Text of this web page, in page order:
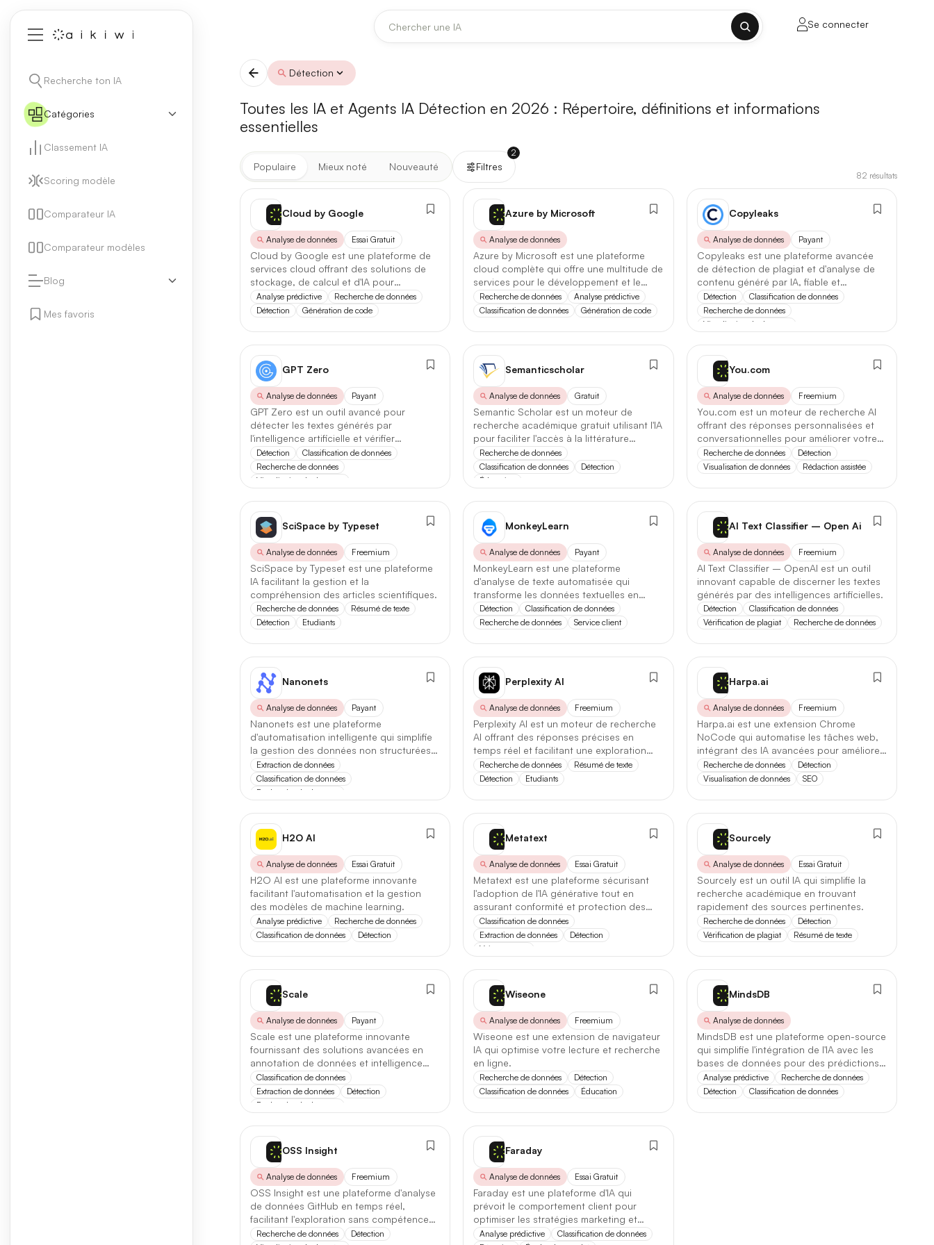
Recherche ton IA
Catégories
Classement IA
Scoring modèle
Comparateur IA
Comparateur modèles
Blog
Mes favoris
Se connecter S’inscrire
Continuer avec Google
Ou continuer avec
Adresse mail
Mot de passe
Se connecter
Se souvenir de moi Mot de passe oublié ?
Vous n'avez pas encore de compte ?S'inscrire
DERNIÈRES MISES À JOUR MODÈLES
Claude Midjourney
[TEST] Claude Opus 4.8 : ce qui change
5 août 2026
Anthropic met à jour Claude Opus le 2 août 2026. Cette version porte sur la longueur de contexte, la
fiabilité des réponses longues et la vitesse de première réponse.
Ce qui change
Contexte étendu— les documents longs sont traités d’un seul tenant, sans découpage manuel.
Réponses longues
— moins de pertes de fil sur les textes de plusieurs milliers de mots.
Première réponse
— latence réduite sur les requêtes courtes.
Comparatif avec la version précédente
Note globale 88,1 / 100→ 90,3 / 100 +2,2
Latence 1re réponse 2,1 s→1,4 s −33%
200 k
Lire l'article complet
[TEST] Midjourney V8 : ce qui change
5 juillet 2026
Se connecter
Détection
Toutes les IA et Agents IA Détection en 2026 : Répertoire, définitions et informations
essentielles
82 résultats
Filtres
2
Populaire Mieux noté Nouveauté
Cloud by Google
Analyse de données Essai Gratuit
Cloud by Google est une plateforme de
services cloud offrant des solutions de
stockage, de calcul et d'IA pour
entreprises et développeurs.
Analyse prédictive
Recherche de données
Détection
Génération de code
Azure by Microsoft
Analyse de données
Azure by Microsoft est une plateforme
cloud complète qui offre une multitude de
services pour le développement et le
déploiement d'applications.
Recherche de données
Analyse prédictive
Classification de données
Génération de code
Copyleaks
Analyse de données Payant
Copyleaks est une plateforme avancée
de détection de plagiat et d'analyse de
contenu généré par IA, fiable et
innovante.
Détection
Classification de données
Recherche de données
Visualisation de données
GPT Zero
Analyse de données Payant
GPT Zero est un outil avancé pour
détecter les textes générés par
l'intelligence artificielle et vérifier
l'authenticité des écrits.
Détection
Classification de données
Recherche de données
Visualisation de données
Semanticscholar
Analyse de données Gratuit
Semantic Scholar est un moteur de
recherche académique gratuit utilisant l'IA
pour faciliter l'accès à la littérature
scientifique.
Recherche de données
Classification de données
Détection
Éducation
You.com
Analyse de données Freemium
You.com est un moteur de recherche AI
offrant des réponses personnalisées et
conversationnelles pour améliorer votre
productivité quotidienne.
Recherche de données
Détection
Visualisation de données
Rédaction assistée
SciSpace by Typeset
Analyse de données Freemium
SciSpace by Typeset est une plateforme
IA facilitant la gestion et la
compréhension des articles scientifiques.
Recherche de données
Résumé de texte
Détection
Etudiants
MonkeyLearn
Analyse de données Payant
MonkeyLearn est une plateforme
d'analyse de texte automatisée qui
transforme les données textuelles en
informations exploitables.
Détection
Classification de données
Recherche de données
Service client
AI Text Classifier – Open Ai
Analyse de données Freemium
AI Text Classifier – OpenAI est un outil
innovant capable de discerner les textes
générés par des intelligences artificielles.
Détection
Classification de données
Vérification de plagiat
Recherche de données
Nanonets
Analyse de données Payant
Nanonets est une plateforme
d'automatisation intelligente qui simplifie
la gestion des données non structurées
grâce à l'IA.
Extraction de données
Classification de données
Recherche de données
Perplexity AI
Analyse de données Freemium
Perplexity AI est un moteur de recherche
AI offrant des réponses précises en
temps réel et facilitant une exploration
approfondie.
Recherche de données
Résumé de texte
Détection
Etudiants
Harpa.ai
Analyse de données Freemium
Harpa.ai est une extension Chrome
NoCode qui automatise les tâches web,
intégrant des IA avancées pour améliorer
la productivité.
Recherche de données
Détection
Visualisation de données
SEO
H2O AI
Analyse de données Essai Gratuit
H2O AI est une plateforme innovante
facilitant l'automatisation et la gestion
des modèles de machine learning.
Analyse prédictive
Recherche de données
Classification de données
Détection
Metatext
Analyse de données Essai Gratuit
Metatext est une plateforme sécurisant
l'adoption de l'IA générative tout en
assurant conformité et protection des
données d'entreprise.
Classification de données
Extraction de données
Détection
Voix vers texte
Sourcely
Analyse de données Essai Gratuit
Sourcely est un outil IA qui simplifie la
recherche académique en trouvant
rapidement des sources pertinentes.
Recherche de données
Détection
Vérification de plagiat
Résumé de texte
Scale
Analyse de données Payant
Scale est une plateforme innovante
fournissant des solutions avancées en
annotation de données et intelligence
artificielle.
Classification de données
Extraction de données
Détection
Recherche de données
Wiseone
Analyse de données Freemium
Wiseone est une extension de navigateur
IA qui optimise votre lecture et recherche
en ligne.
Recherche de données
Détection
Classification de données
Éducation
MindsDB
Analyse de données
MindsDB est une plateforme open-source
qui simplifie l'intégration de l'IA avec les
bases de données pour des prédictions
accessibles.
Analyse prédictive
Recherche de données
Détection
Classification de données
OSS Insight
Analyse de données Freemium
OSS Insight est une plateforme d'analyse
de données GitHub en temps réel,
facilitant l'exploration sans compétences
en SQL.
Recherche de données
Détection
Faraday
Analyse de données Essai Gratuit
Faraday est une plateforme d'IA qui
prévoit le comportement client pour
optimiser les stratégies marketing et
commerciales des entreprises.
Analyse prédictive
Classification de données
Analyse de données
Assistant personnel
Audio
Business
Chatbots
Développeur
Éducation
Finance
Fun
Image
Marketing
Musique
Texte
Vidéo
Adultes (+18)
2 FILTRES ACTIFS
Détection
Détection
Type d'outil
IA Agent Les deux
Note minimale
Toutes 3+ 4+
Essai Gratuit Freemium 487
Format / fonctionnalité
Site Web Application Mobile Extension Navigateur 111 Open Source
API213 Logiciel Discord0 Application Discord5 FR
Analyse prédictive Classification de données
Détection Extraction de données
Recherche de données Tableurs & Excel
Visualisation de données
Assistant personnel
Audio 22
Business
Chatbots
Éducation 49
Finance
Fun
Image 206